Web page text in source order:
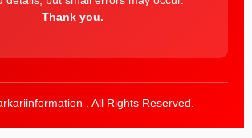
Thank you.
. All Rights Reserved.